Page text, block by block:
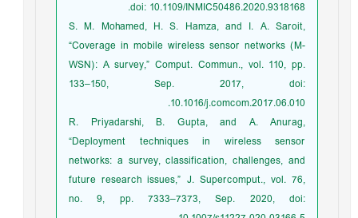
doi: 10.1109/INMIC50486.2020.9318168.
S. M. Mohamed, H. S. Hamza, and I. A. Saroit,
“Coverage in mobile wireless sensor networks (M-
WSN): A survey,” Comput. Commun., vol. 110, pp.
133–150, Sep. 2017, doi:
10.1016/j.comcom.2017.06.010.
R. Priyadarshi, B. Gupta, and A. Anurag,
“Deployment techniques in wireless sensor
networks: a survey, classification, challenges, and
future research issues,” J. Supercomput., vol. 76,
no. 9, pp. 7333–7373, Sep. 2020, doi: